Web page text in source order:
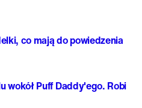
co mają do powiedzenia
wokół Puff Daddy'ego. Robi